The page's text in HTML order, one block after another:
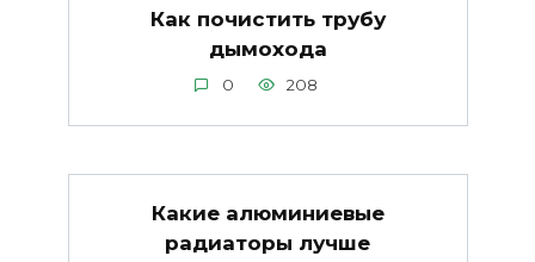
Как почистить трубу
дымохода
0 208
Какие алюминиевые
радиаторы лучше